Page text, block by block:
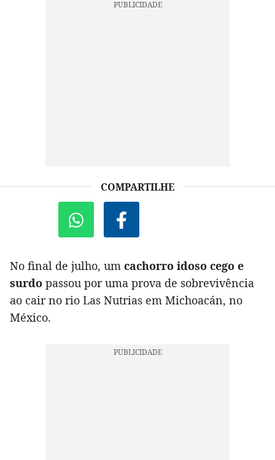
COMPARTILHE
No final de julho, um cachorro idoso cego e
surdo passou por uma prova de sobrevivência
ao cair no rio Las Nutrias em Michoacán, no
México.